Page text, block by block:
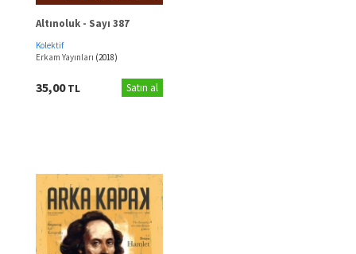
Altınoluk - Sayı 387
Kolektif
Erkam Yayınları (2018)
35,00TL Satın al